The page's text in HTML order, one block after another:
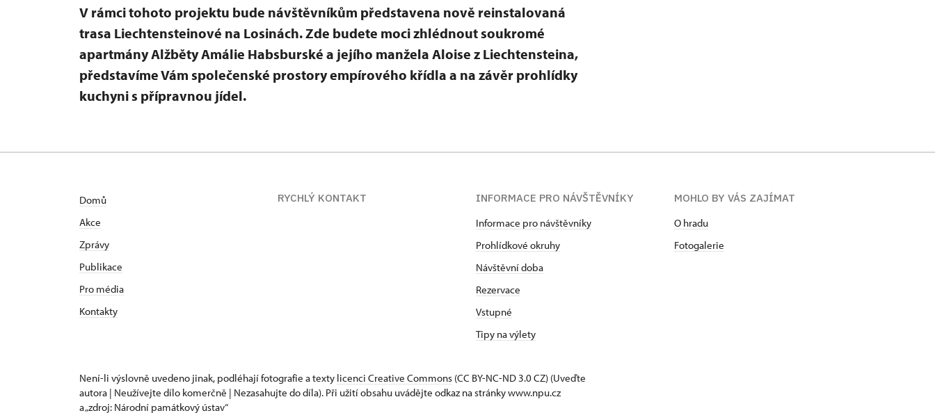
V rámci tohoto projektu bude návštěvníkům představena nově reinstalovaná
trasa Liechtensteinové na Losinách. Zde budete moci zhlédnout soukromé
apartmány Alžběty Amálie Habsburské a jejího manžela Aloise z Liechtensteina,
představíme Vám společenské prostory empírového křídla a na závěr prohlídky
kuchyni s přípravnou jídel.
Domů
Akce
Zprávy
Publikace
Pro média
Kontakty
RYCHLÝ KONTAKT
INFORMACE PRO NÁVŠTĚVNÍKY
Informace pro návštěvníky
Prohlídkové okruhy
Návštěvní doba
Rezervace
Vstupné
Tipy na výlety
MOHLO BY VÁS ZAJÍMAT
O hradu
Fotogalerie
Není-li výslovně uvedeno jinak, podléhají fotografie a texty licenci Creative Commons (CC BY-NC-ND 3.0 CZ) (Uveďte
autora | Neužívejte dílo komerčně | Nezasahujte do díla). Při užití obsahu uvádějte odkaz na stránky www.npu.cz
a „zdroj: Národní památkový ústav“